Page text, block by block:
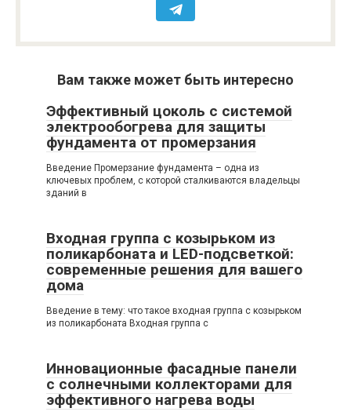
Вам также может быть интересно
Эффективный цоколь с системой
электрообогрева для защиты
фундамента от промерзания
Введение Промерзание фундамента – одна из
ключевых проблем, с которой сталкиваются владельцы
зданий в
Входная группа с козырьком из
поликарбоната и LED-подсветкой:
современные решения для вашего
дома
Введение в тему: что такое входная группа с козырьком
из поликарбоната Входная группа с
Инновационные фасадные панели
с солнечными коллекторами для
эффективного нагрева воды